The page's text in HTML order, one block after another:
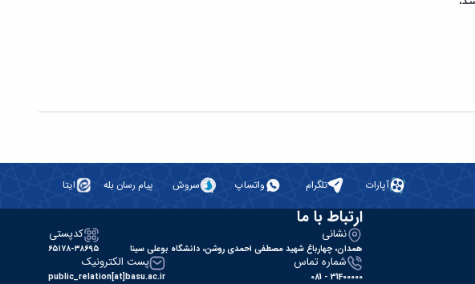
آپارات تلگرام واتساپ سروش پیام رسان بله ایتا
ارتباط با ما
نشانی
همدان، چهارباغ شهید مصطفی احمدی روشن، دانشگاه بوعلی سینا
کدپستی
۶۵۱۷۸-۳۸۶۹۵
شماره تماس
31400000 - 081
پست الکترونیک
public_relation[at]basu.ac.ir